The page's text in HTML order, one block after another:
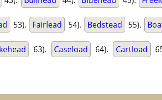
53). Fairlead 54). Bedstead 55).
63). Caseload 64). Cartload